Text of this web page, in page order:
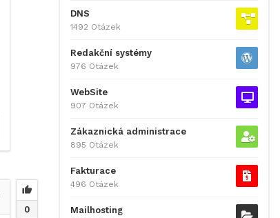
0
DNS
1492 Otázek
Redakční systémy
976 Otázek
WebSite
907 Otázek
Zákaznická administrace
895 Otázek
Fakturace
496 Otázek
Mailhosting